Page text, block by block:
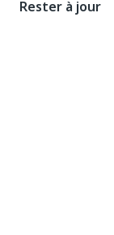
Rester à jour